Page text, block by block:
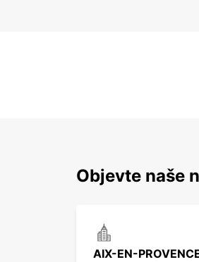
Objevte naše
AIX-EN-